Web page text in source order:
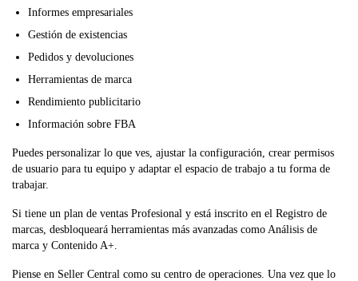
Informes empresariales
Gestión de existencias
Pedidos y devoluciones
Herramientas de marca
Rendimiento publicitario
Información sobre FBA
Puedes personalizar lo que ves, ajustar la configuración, crear permisos
de usuario para tu equipo y adaptar el espacio de trabajo a tu forma de
trabajar.
Si tiene un plan de ventas Profesional y está inscrito en el Registro de
marcas, desbloqueará herramientas más avanzadas como Análisis de
marca y Contenido A+.
Piense en Seller Central como su centro de operaciones. Una vez que lo